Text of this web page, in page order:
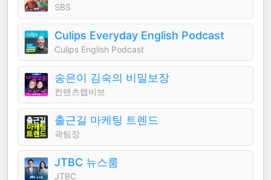
SBS
Culips Everyday English Podcast
Culips English Podcast
송은이 김숙의 비밀보장
컨텐츠랩비보
출근길 마케팅 트렌드
곽팀장
JTBC 뉴스룸
JTBC